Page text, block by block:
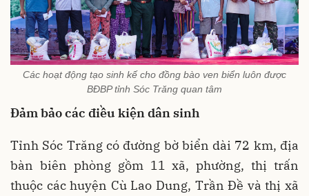
Các hoạt động tạo sinh kế cho đồng bào ven biển luôn được
BĐBP tỉnh Sóc Trăng quan tâm
Đảm bảo các điều kiện dân sinh
Tỉnh Sóc Trăng có đường bờ biển dài 72 km, địa
bàn biên phòng gồm 11 xã, phường, thị trấn
thuộc các huyện Cù Lao Dung, Trần Đề và thị xã